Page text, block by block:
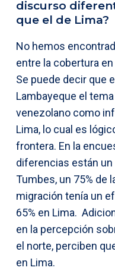
discurso
que el de Lima?
No hemos
entre la cobertura
Se puede decir que
Lambayeque el
venezolano como
Lima, lo cual es
frontera. En la
diferencias están un
Tumbes, un 75% de
migración tenía un
65% en Lima.
en la percepción
el norte, perciben
en Lima.